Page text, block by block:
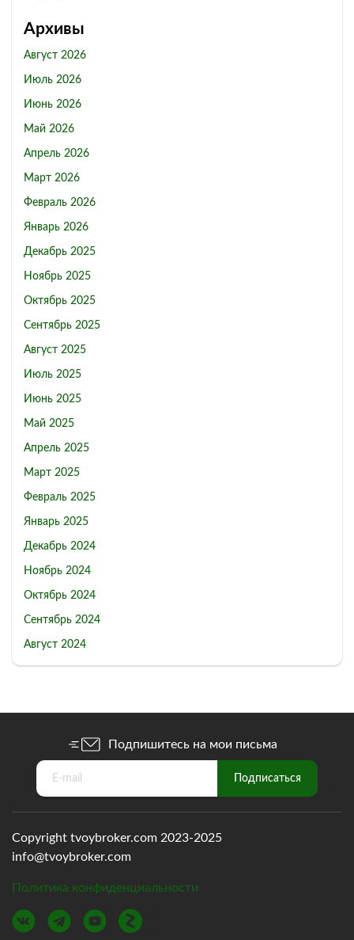
Архивы
Август 2026
Июль 2026
Июнь 2026
Май 2026
Апрель 2026
Март 2026
Февраль 2026
Январь 2026
Декабрь 2025
Ноябрь 2025
Октябрь 2025
Сентябрь 2025
Август 2025
Июль 2025
Июнь 2025
Май 2025
Апрель 2025
Март 2025
Февраль 2025
Январь 2025
Декабрь 2024
Ноябрь 2024
Октябрь 2024
Сентябрь 2024
Август 2024
Подпишитесь на мои письма
Copyright tvoybroker.com 2023-2025
info@tvoybroker.com
Политика конфиденциальности